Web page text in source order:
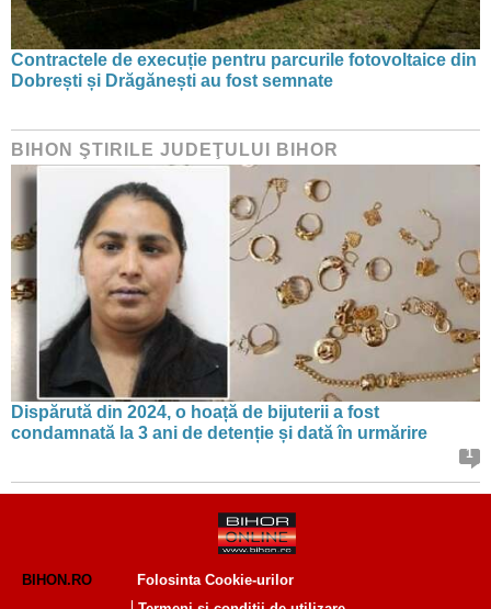
Contractele de execuție pentru parcurile fotovoltaice din
Dobrești și Drăgănești au fost semnate
BIHON ŞTIRILE JUDEŢULUI BIHOR
Dispărută din 2024, o hoață de bijuterii a fost
condamnată la 3 ani de detenție și dată în urmărire
1
BIHON.RO
Folosinta Cookie-urilor